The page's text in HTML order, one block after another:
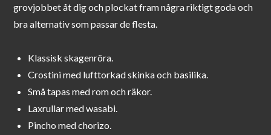
grovjobbet åt dig och plockat fram några riktigt goda och
bra alternativ som passar de flesta.
Klassisk skagenröra.
Crostini med lufttorkad skinka och basilika.
Små tapas med rom och räkor.
Laxrullar med wasabi.
Pincho med chorizo.